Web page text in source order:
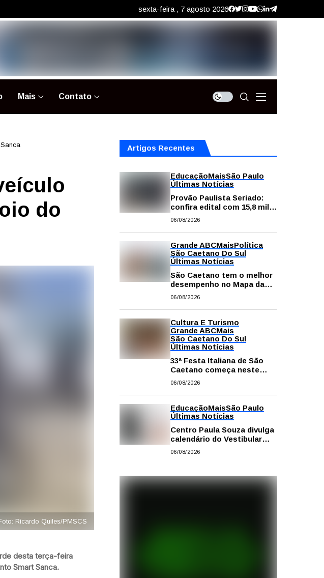
sexta-feira , 7 agosto 2026
Mais Contato
do
Ricardo Quiles/PMSCS
desta terça-feira
Smart Sanca.
Artigos Recentes
EducaçãoMaisSão Paulo
Últimas Notícias
Provão Paulista Seriado:
confira edital com 15,8 mil
vagas para ensino superior
06/08/2026
Grande ABCMaisPolítica
São Caetano Do Sul
Últimas Notícias
São Caetano tem o melhor
desempenho no Mapa da
Desigualdade da Grande SP
06/08/2026
Cultura E Turismo
Grande ABCMais
São Caetano Do Sul
Últimas Notícias
33ª Festa Italiana de São
Caetano começa neste
sábado com mais barracas
e atrações
06/08/2026
EducaçãoMaisSão Paulo
Últimas Notícias
Centro Paula Souza divulga
calendário do Vestibular
das Fatecs para o primeiro
06/08/2026